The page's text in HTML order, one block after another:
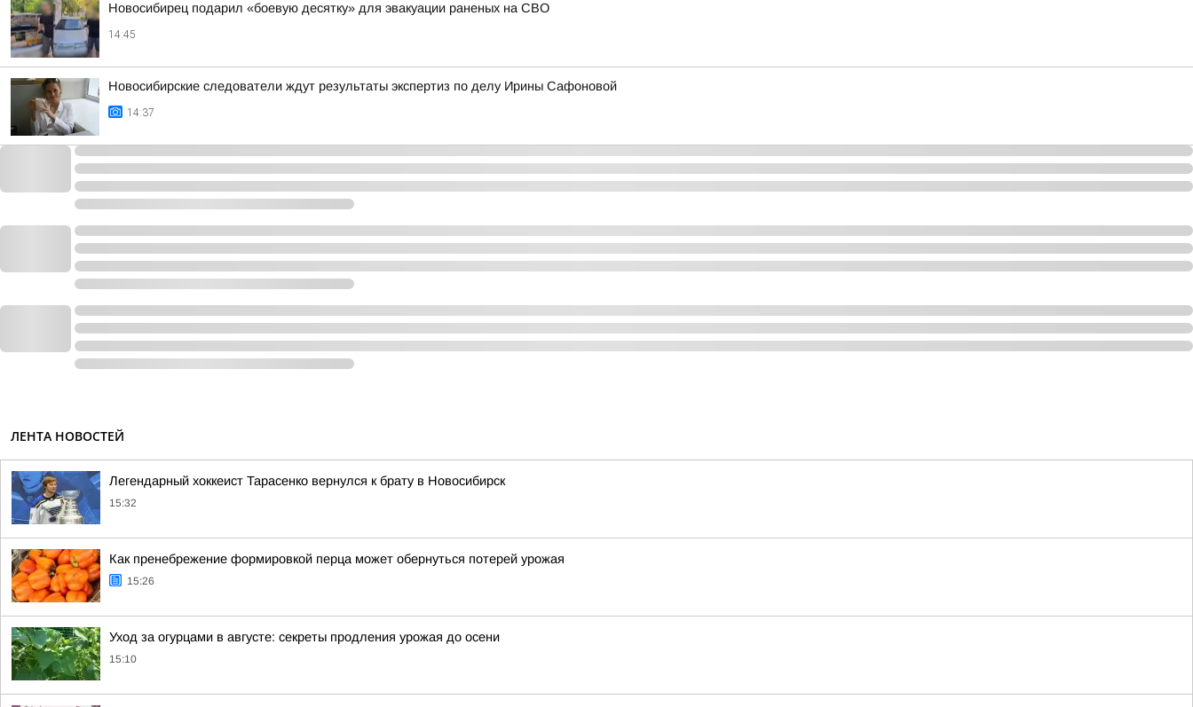
Новосибирец подарил «боевую десятку» для эвакуации раненых на СВО
14:45
Новосибирские следователи ждут результаты экспертиз по делу Ирины Сафоновой
14:37
ЛЕНТА НОВОСТЕЙ
Легендарный хоккеист Тарасенко вернулся к брату в Новосибирск
15:32
Как пренебрежение формировкой перца может обернуться потерей урожая
15:26
Уход за огурцами в августе: секреты продления урожая до осени
15:10